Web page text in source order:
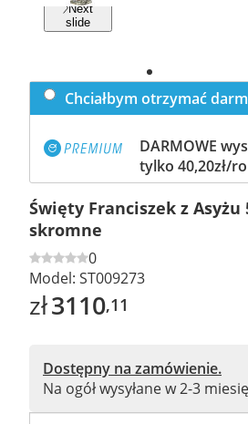
Next
slide
Chciałbym otrzymać
DARMOWE
tylko 40,20zł/
Święty Franciszek z
skromne
0
Model: ST009273
zł3110,11
Dostępny na zamówienie.
Na ogół wysyłane w 2-3